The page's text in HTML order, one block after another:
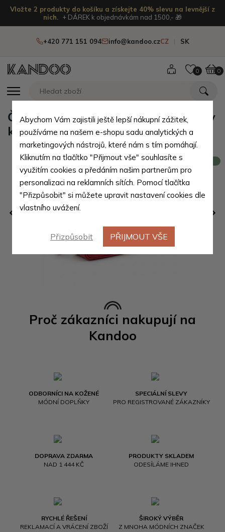
Vložte 2 produkty do košíku a získejte 40% slevu na levnější z
nich.
+ DÁREK k objednávkám nad 1500,- 🎁
+420 771 151 094 info@kandoo.czCZ SK
0 0
Proč zákazníci nakupují na
Kandoo
ODBORNÍCI NA KOŽENÉ
MÓDNÍ DOPLŇKY
SPECIÁLNÍ SLEVY
PRO REGISTROVANÉ ZÁKAZNÍKY
DOPRAVA ZDARMA
NAD 1 444 KČ
PRODUKTY SKLADEM
ODESÍLÁME IHNED
RYCHLÉ ŘEŠENÍ
REKLAMACÍ A VRÁCENÍ ZBOŽÍ
ŠIROKÝ VÝBĚR
Z MNOHA MÓDNÍCH ZNAČEK
Červená dámská kožená crossbody
kabelka Zerina
Abychom Vám zajistili ještě lepší nákupní zážitek,
používáme na našem e-shopu sadu analytických a
marketingových nástrojů, které nám s tím pomáhají.
Kliknutím na tlačítko "Přijmout vše" souhlasíte s
využitím cookies a předáním našim partnerům pro
personalizaci na reklamních sítích. Pomocí tlačítka
"Přizpůsobit" si můžete upravit nastavení cookies dle
vlastního uvážení.
Přizpůsobit PŘIJMOUT VŠE